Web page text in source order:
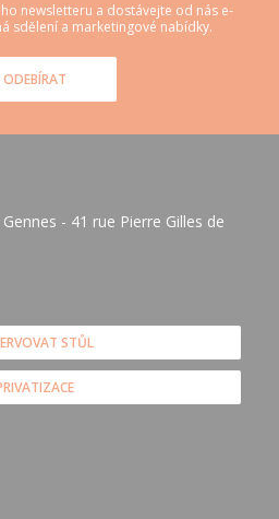
newsletteru a dostávejte od nás e-
sdělení a marketingové nabídky.
ODEBÍRAT
- 41 rue Pierre Gilles de
STŮL